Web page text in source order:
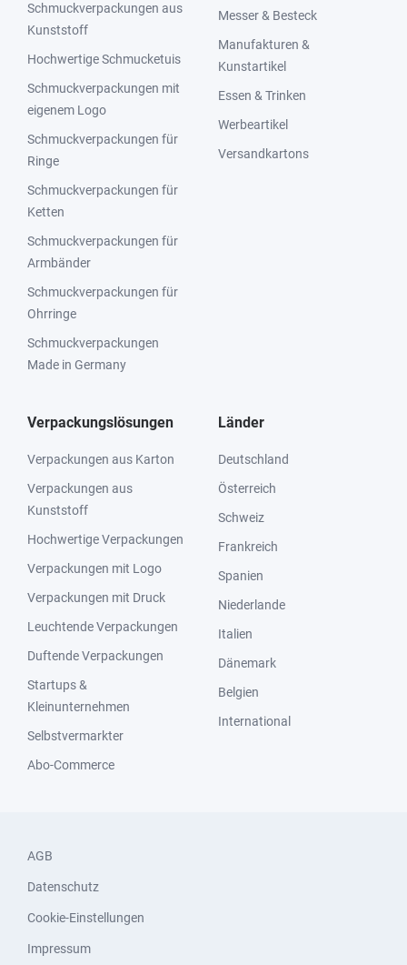
Schmuckverpackungen aus
Kunststoff
Hochwertige Schmucketuis
Schmuckverpackungen mit
eigenem Logo
Schmuckverpackungen für
Ringe
Schmuckverpackungen für
Ketten
Schmuckverpackungen für
Armbänder
Schmuckverpackungen für
Ohrringe
Schmuckverpackungen
Made in Germany
Messer & Besteck
Manufakturen &
Kunstartikel
Essen & Trinken
Werbeartikel
Versandkartons
Verpackungslösungen
Verpackungen aus Karton
Verpackungen aus
Kunststoff
Hochwertige Verpackungen
Verpackungen mit Logo
Verpackungen mit Druck
Leuchtende Verpackungen
Duftende Verpackungen
Startups &
Kleinunternehmen
Selbstvermarkter
Abo-Commerce
Länder
Deutschland
Österreich
Schweiz
Frankreich
Spanien
Niederlande
Italien
Dänemark
Belgien
International
AGB
Datenschutz
Cookie-Einstellungen
Impressum